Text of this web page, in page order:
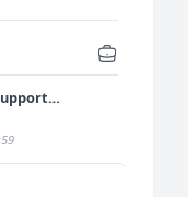
and English